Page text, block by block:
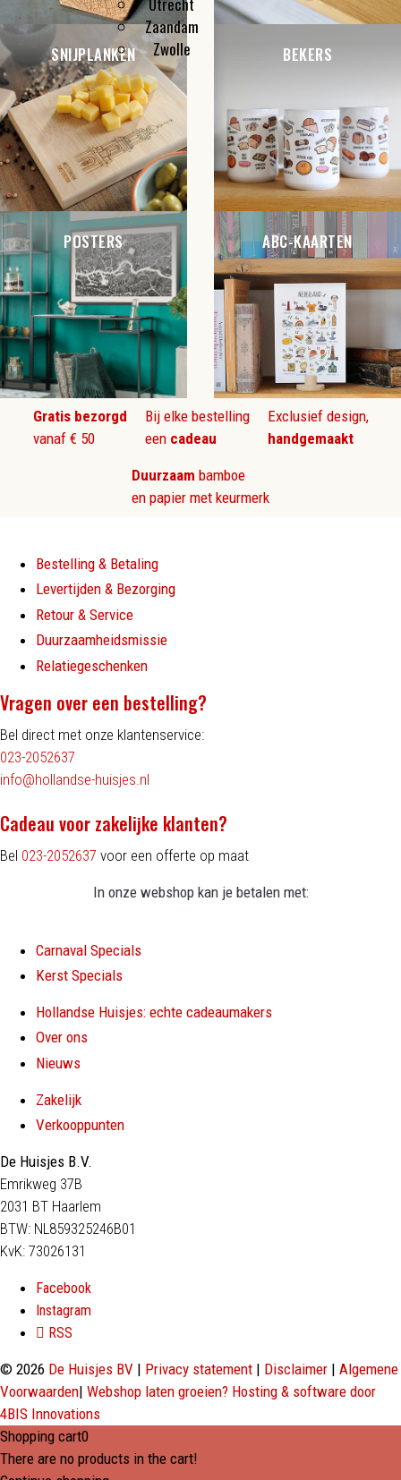
Zaandam
Zwolle
SNIJPLANKEN BEKERS
POSTERS ABC-KAARTEN
Gratis bezorgd
vanaf € 50
Bij elke bestelling
een cadeau
Exclusief design,
handgemaakt
Duurzaam bamboe
en papier met keurmerk
Bestelling & Betaling
Levertijden & Bezorging
Retour & Service
Duurzaamheidsmissie
Relatiegeschenken
Vragen over een bestelling?
Bel direct met onze klantenservice:
023-2052637
info@hollandse-huisjes.nl
Cadeau voor zakelijke klanten?
Bel 023-2052637 voor een offerte op maat
In onze webshop kan je betalen met:
Carnaval Specials
Kerst Specials
Hollandse Huisjes: echte cadeaumakers
Over ons
Nieuws
Zakelijk
Verkooppunten
De Huisjes B.V.
Emrikweg 37B
2031 BT Haarlem
BTW: NL859325246B01
KvK: 73026131
Facebook
Instagram
RSS
© 2026 De Huisjes BV | Privacy statement | Disclaimer | Algemene
Voorwaarden| Webshop laten groeien? Hosting & software door
4BIS Innovations
Shopping cart0
There are no products in the cart!